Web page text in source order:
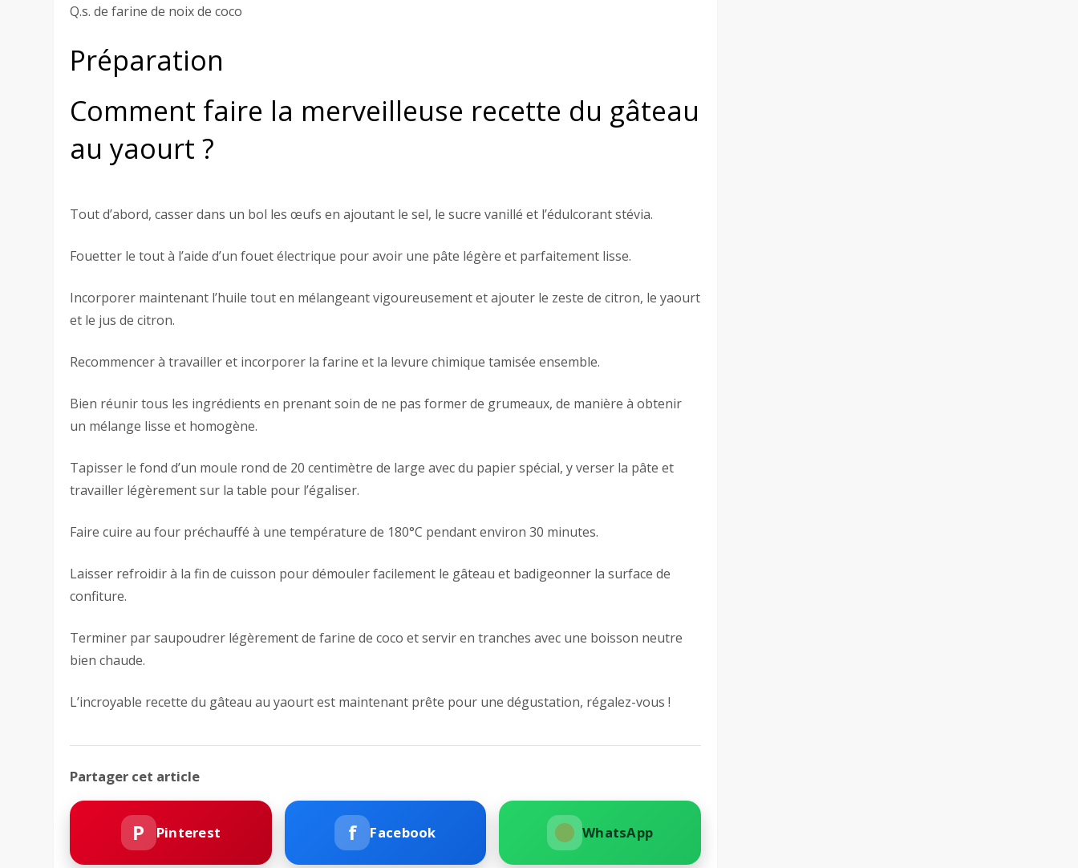
Q.s. de farine de noix de coco
Préparation
Comment faire la merveilleuse recette du gâteau
au yaourt ?
Tout d’abord, casser dans un bol les œufs en ajoutant le sel, le sucre vanillé et l’édulcorant stévia.
Fouetter le tout à l’aide d’un fouet électrique pour avoir une pâte légère et parfaitement lisse.
Incorporer maintenant l’huile tout en mélangeant vigoureusement et ajouter le zeste de citron, le yaourt
et le jus de citron.
Recommencer à travailler et incorporer la farine et la levure chimique tamisée ensemble.
Bien réunir tous les ingrédients en prenant soin de ne pas former de grumeaux, de manière à obtenir
un mélange lisse et homogène.
Tapisser le fond d’un moule rond de 20 centimètre de large avec du papier spécial, y verser la pâte et
travailler légèrement sur la table pour l’égaliser.
Faire cuire au four préchauffé à une température de 180°C pendant environ 30 minutes.
Laisser refroidir à la fin de cuisson pour démouler facilement le gâteau et badigeonner la surface de
confiture.
Terminer par saupoudrer légèrement de farine de coco et servir en tranches avec une boisson neutre
bien chaude.
L’incroyable recette du gâteau au yaourt est maintenant prête pour une dégustation, régalez-vous !
Partager cet article
P Pinterest f Facebook WhatsApp